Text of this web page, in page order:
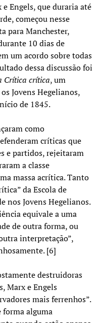
Engels, que duraria até
começou nesse
para Manchester,
10 dias de
um acordo sobre todas
dessa discussão foi
Crítica crítica, um
Jovens Hegelianos,
de 1845.
como
críticas que
e partidos, rejeitaram
a classe
massa acrítica. Tanto
da Escola de
nos Jovens Hegelianos.
equivale a uma
de outra forma, ou
interpretação”,
[6]
destruidoras
Marx e Engels
mais ferrenhos”.
forma alguma